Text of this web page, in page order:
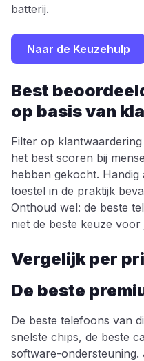
batterij.
Naar de Keuzehulp
Best
op basis van
Filter op
het best scoren bij
hebben gekocht.
toestel in de praktijk
Onthoud wel: de beste
niet de beste keuze voor
Vergelijk per
De beste
De beste telefoons van
snelste chips, de beste
software-